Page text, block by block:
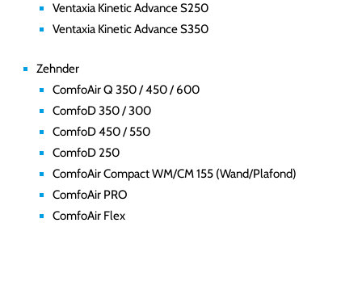
Ventaxia Kinetic Advance S250
Ventaxia Kinetic Advance S350
Zehnder
ComfoAir Q 350 / 450 / 600
ComfoD 350 / 300
ComfoD 450 / 550
ComfoD 250
ComfoAir Compact WM/CM 155 (Wand/Plafond)
ComfoAir PRO
ComfoAir Flex